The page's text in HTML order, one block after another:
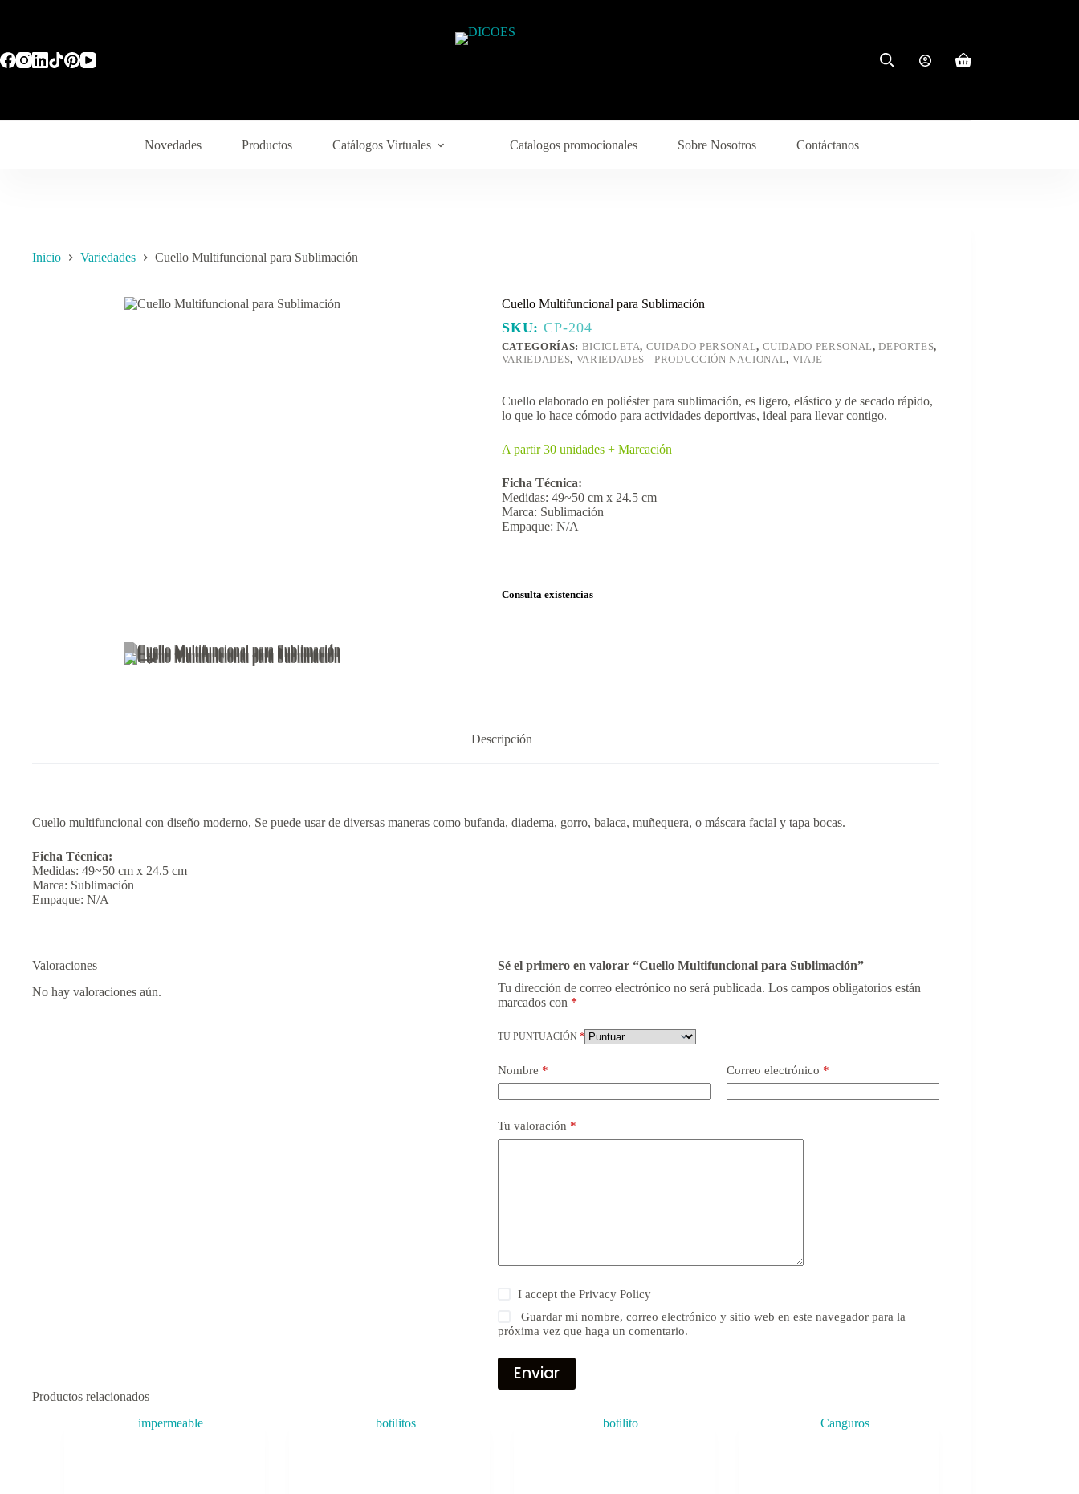
Carro
Novedades Productos Catálogos Virtuales Catalogos promocionales Sobre Nosotros Contáctanos
Inicio Variedades Cuello Multifuncional para Sublimación
Cuello Multifuncional para Sublimación
SKU:CP-204
CATEGORÍAS: BICICLETA, CUIDADO PERSONAL, CUIDADO PERSONAL,DEPORTES,
VARIEDADES, VARIEDADES - PRODUCCIÓN NACIONAL, VIAJE
Cuello elaborado en poliéster para sublimación, es ligero, elástico y de secado rápido,
lo que lo hace cómodo para actividades deportivas, ideal para llevar contigo.
A partir 30 unidades + Marcación
Ficha Técnica:
Medidas: 49~50 cm x 24.5 cm
Marca: Sublimación
Empaque: N/A
Consulta existencias
Descripción
Cuello multifuncional con diseño moderno, Se puede usar de diversas maneras como bufanda, diadema, gorro, balaca, muñequera, o máscara facial y tapa bocas.
Ficha Técnica:
Medidas: 49~50 cm x 24.5 cm
Marca: Sublimación
Empaque: N/A
Valoraciones
No hay valoraciones aún.
Sé el primero en valorar “Cuello Multifuncional para Sublimación”
Tu dirección de correo electrónico no será publicada. Los campos obligatorios están
marcados con *
TU PUNTUACIÓN *
Nombre * Correo electrónico *
Tu valoración *
I accept the Privacy Policy
Guardar mi nombre, correo electrónico y sitio web en este navegador para la
próxima vez que haga un comentario.
Enviar
Productos relacionados